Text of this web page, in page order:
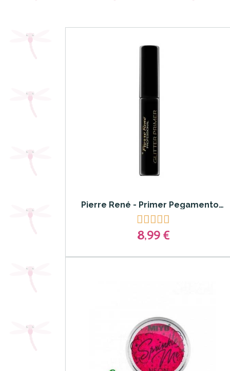
Pierre René - Primer Pegamento sombras sueltas purpurina y Glitter 10ml

8,99 €